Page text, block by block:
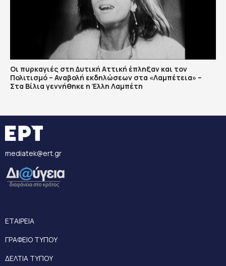
Οι πυρκαγιές στη Δυτική Αττική έπληξαν και τον
Πολιτισμό – Αναβολή εκδηλώσεων στα «Λαμπέτεια» –
Στα Βίλια γεννήθηκε η Έλλη Λαμπέτη
mediatek@ert.gr
ΕΤΑΙΡΕΙΑ
ΓΡΑΦΕΙΟ ΤΥΠΟΥ
ΔΕΛΤΙΑ ΤΥΠΟΥ